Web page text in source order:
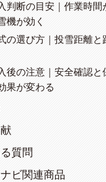
判断の目安｜作業時間
機が効く
の選び方｜投雪距離と
後の注意｜安全確認と
果が変わる
質問
ビ関連商品